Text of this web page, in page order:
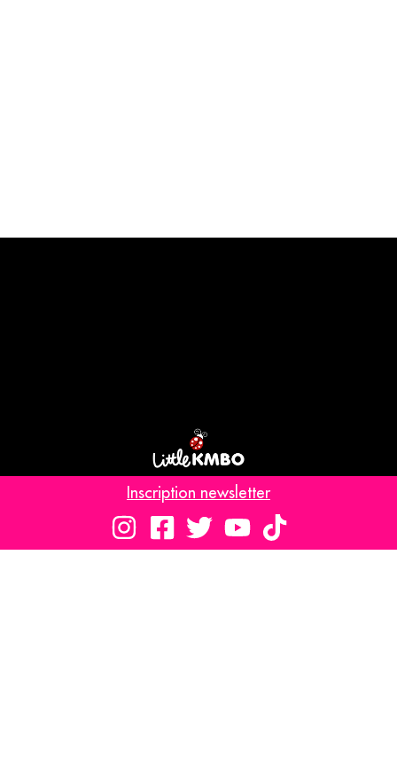
Découvrez notre label jeune public
Inscription newsletter